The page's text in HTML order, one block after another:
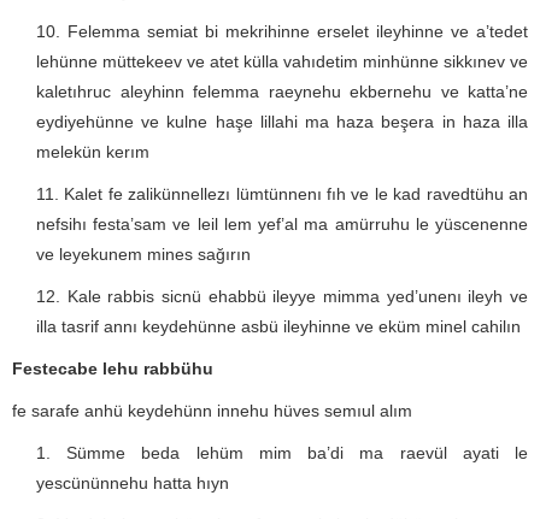
Felemma semiat bi mekrihinne erselet ileyhinne ve a’tedet
lehünne müttekeev ve atet külla vahıdetim minhünne sikkınev ve
kaletıhruc aleyhinn felemma raeynehu ekbernehu ve katta’ne
eydiyehünne ve kulne haşe lillahi ma haza beşera in haza illa
melekün kerım
Kalet fe zalikünnellezı lümtünnenı fıh ve le kad ravedtühu an
nefsihı festa’sam ve leil lem yef’al ma amürruhu le yüscenenne
ve leyekunem mines sağırın
Kale rabbis sicnü ehabbü ileyye mimma yed’unenı ileyh ve
illa tasrif annı keydehünne asbü ileyhinne ve eküm minel cahilın
Festecabe lehu rabbühu
fe sarafe anhü keydehünn innehu hüves semıul alım
Sümme beda lehüm mim ba’di ma raevül ayati le
yescününnehu hatta hıyn